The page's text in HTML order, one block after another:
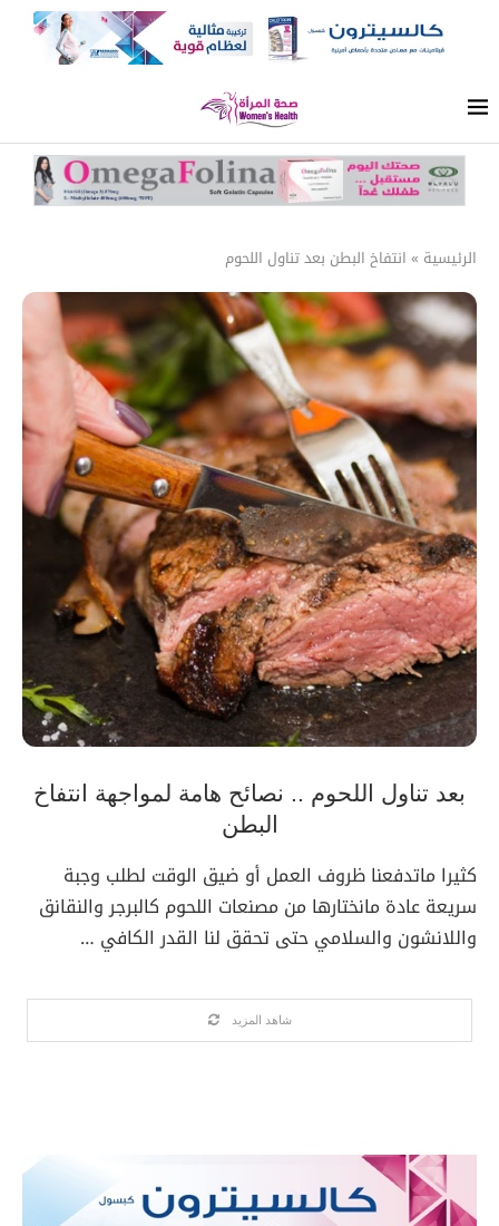
الرئيسية » انتفاخ البطن بعد تناول اللحوم
بعد تناول اللحوم .. نصائح هامة لمواجهة انتفاخ
البطن
كثيرا ماتدفعنا ظروف العمل أو ضيق الوقت لطلب وجبة
سريعة عادة مانختارها من مصنعات اللحوم كالبرجر والنقانق
واللانشون والسلامي حتى تحقق لنا القدر الكافي …
شاهد المزيد